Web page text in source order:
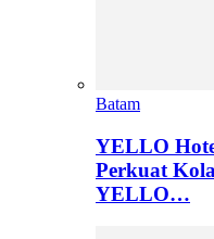
Batam
YELLO
Perkuat
YELLO…